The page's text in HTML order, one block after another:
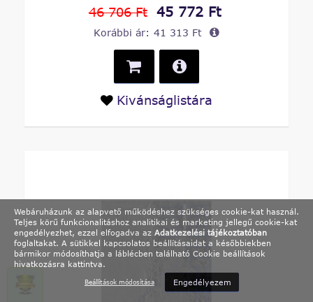
Webáruházunk az alapvető működéshez szükséges cookie-kat használ.
Teljes körű funkcionalitáshoz analitikai és marketing jellegű cookie-kat
engedélyezhet, ezzel elfogadva az Adatkezelési tájékoztatóban
foglaltakat. A sütikkel kapcsolatos beállításaidat a későbbiekben
bármikor módosíthatja a láblécben található Cookie beállítások
hivatkozásra kattintva.
Beállítások módosítása Engedélyezem
46 706 Ft
45 772 Ft
Korábbi ár: 41 313 Ft
Kivánságlistára